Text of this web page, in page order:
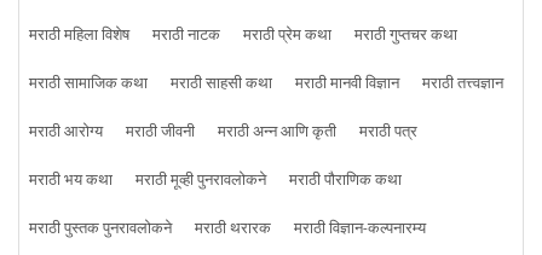
मराठी महिला विशेष
मराठी नाटक मराठी प्रेम कथा
मराठी गुप्तचर कथा
मराठी सामाजिक कथा
मराठी साहसी कथा मराठी मानवी विज्ञान
मराठी तत्त्वज्ञान
मराठी आरोग्य
मराठी जीवनी मराठी अन्न आणि कृती
मराठी पत्र
मराठी भय कथा
मराठी मूव्ही पुनरावलोकने
मराठी पौराणिक कथा
मराठी पुस्तक पुनरावलोकने
मराठी थरारक
मराठी विज्ञान-कल्पनारम्य